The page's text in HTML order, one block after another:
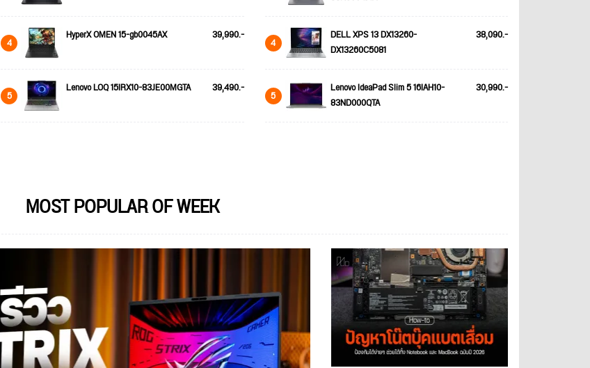
4 HyperX OMEN 15-gb0045AX 39,990.-
5 Lenovo LOQ 15IRX10-83JE00MGTA 39,490.-
4
DELL XPS 13 DX13260-
DX13260C5081
38,090.-
5
Lenovo IdeaPad Slim 5 16IAH10-
83ND000QTA
30,990.-
MOST POPULAR OF WEEK